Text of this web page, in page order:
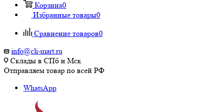
Корзина0
Избранные товары0
Сравнение товаров0
info@cli-mart.ru
Склады в СПб и Мск
Отправляем товар по всей РФ
WhatsApp